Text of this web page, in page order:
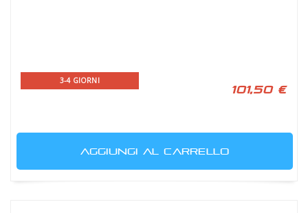
3-4 GIORNI
101,50 €
AGGIUNGI AL CARRELLO